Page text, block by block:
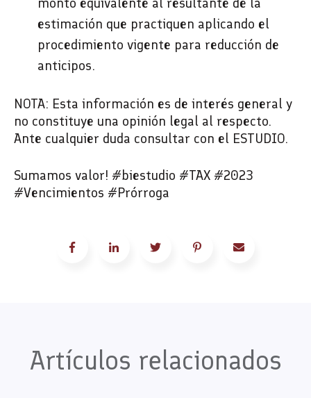
estimación que practiquen aplicando el
procedimiento vigente para reducción de
anticipos.
NOTA: Esta información es de interés general y
no constituye una opinión legal al respecto.
Ante cualquier duda consultar con el ESTUDIO.
Sumamos valor! #biestudio #TAX #2023
#Vencimientos #Prórroga
Artículos relacionados